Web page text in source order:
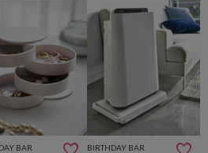
BAR
BIRTHDAY BAR